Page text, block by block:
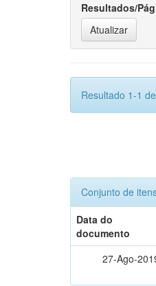
Resultados/
Resultado 1-1
Conjunto de
Data do
documento
27-Ago-